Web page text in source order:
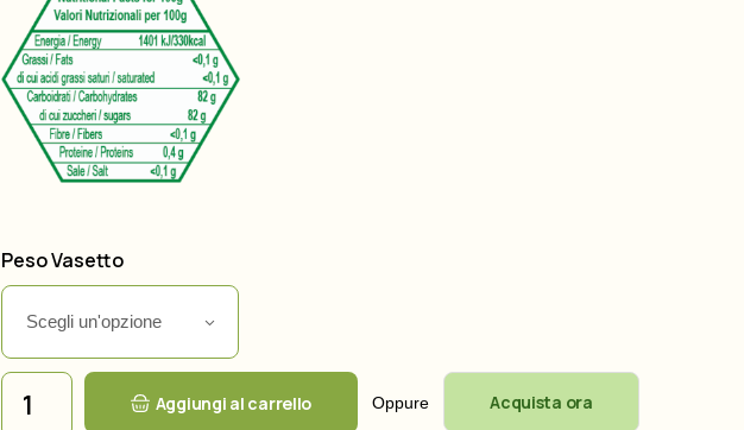
Peso Vasetto
Scegli un'opzione
Miele di limone quantità
Aggiungi al carrello Oppure Acquista ora